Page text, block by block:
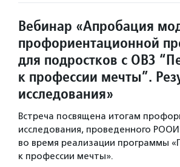
Вебинар «Апробация
профориентационной
для подростков с ОВЗ
к профессии мечты”.
исследования»
Встреча посвящена итогам
исследования, проведенного
во время реализации программы
к профессии мечты».